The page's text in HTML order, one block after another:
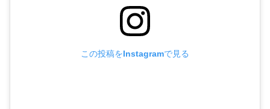
この投稿をInstagramで見る